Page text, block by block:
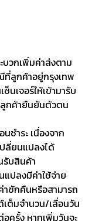
บวกเพิ่มค่าส่งตาม
ที่ลูกค้าอยู่กรุงเทพ
นเจอร์ให้เข้ามารับ
ลูกค้ายืนยันตัวตน
ชำระ เนื่องจาก
ลี่ยนแปลงได้
บสินค้า
แปลงมีค่าใช้จ่าย
ซักคืนหรือสามารถ
เต็มจำนวน/เลื่อนวัน
ครั้ง หากเพิ่มวันจะ